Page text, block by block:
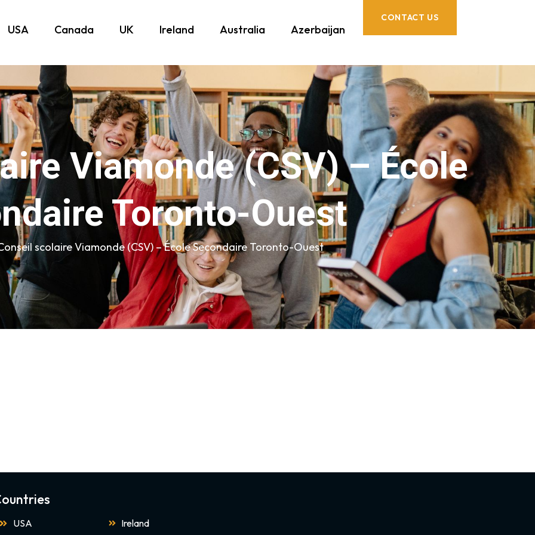
USA Canada UK Ireland Australia Azerbaijan
CONTACT US
Viamonde (CSV) – École
Toronto-Ouest
scolaire Viamonde (CSV) – École Secondaire Toronto-Ouest
USA Ireland